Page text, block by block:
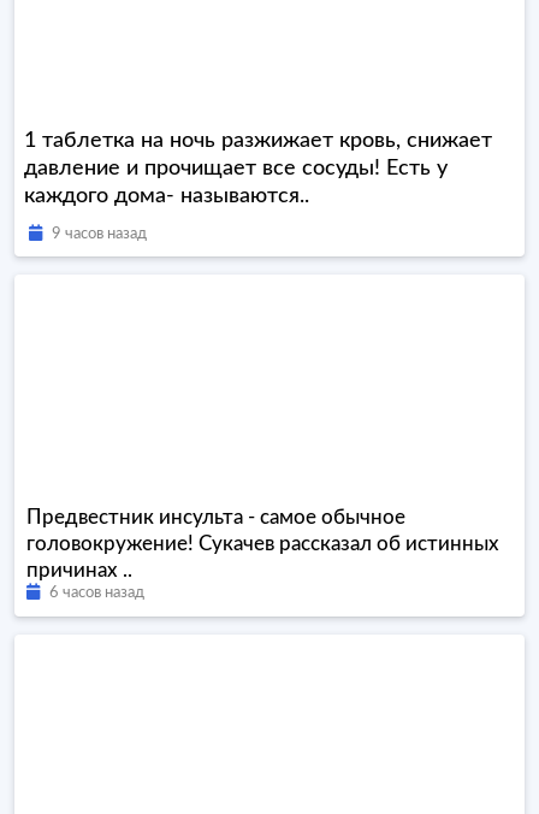
1 таблетка на ночь разжижает кровь, снижает
давление и прочищает все сосуды! Есть у
каждого дома- называются..
9 часов назад
Предвестник инсульта - самое обычное
головокружение! Сукачев рассказал об истинных
причинах ..
6 часов назад